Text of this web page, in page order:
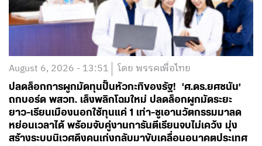
August 6, 2026 - 13:51 โดย พรรคเพื่อไทย
ปลดล็อกการผูกมัดทุนปั้นหัวกะทิของรัฐ! ‘ศ.ดร.ยศชนัน’
ถกบอร์ด พสวท. เล็งพลิกโฉมใหม่ ปลดล็อกผูกมัดระยะ
ยาว-เรียนเมืองนอกใช้ทุนแค่ 1 เท่า-ชูเอานวัตกรรมมาลด
หย่อนเวลาได้ พร้อมจับคู่งานการันตีเรียนจบไม่เคว้ง มุ่ง
สร้างระบบนิเวศดึงคนเก่งกลับมาขับเคลื่อนอนาคตประเทศ